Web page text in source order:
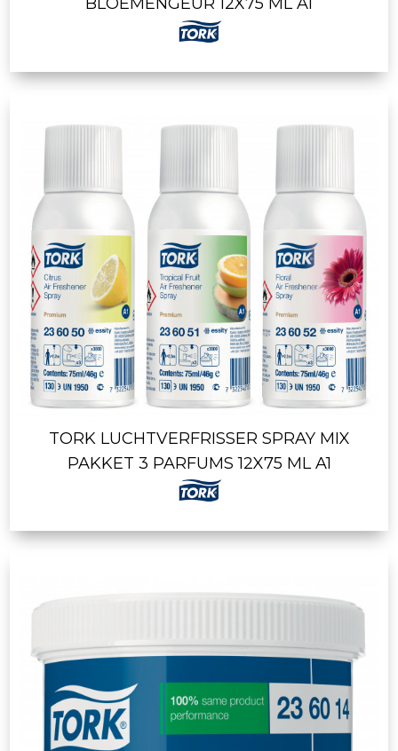
TORK LUCHTVERFRISSER SPRAY MIX
PAKKET 3 PARFUMS 12X75 ML A1